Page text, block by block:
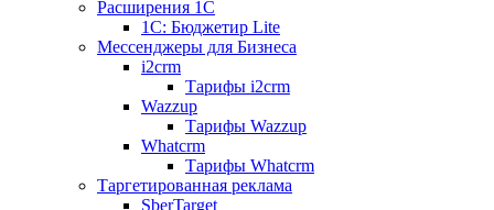
Расширения 1С
1C: Бюджетир Lite
Мессенджеры для Бизнеса
i2crm
Тарифы i2crm
Wazzup
Тарифы Wazzup
Whatcrm
Тарифы Whatcrm
Таргетированная реклама
SberTarget